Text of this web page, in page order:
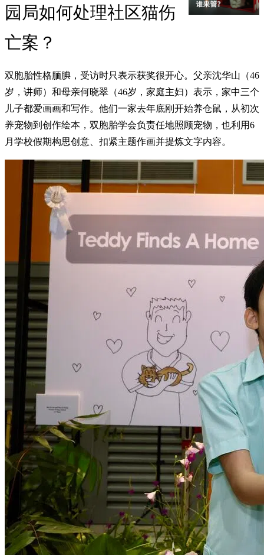
园局如何处理社区猫伤
亡案？
双胞胎性格腼腆，受访时只表示获奖很开心。父亲沈华山（46
岁，讲师）和母亲何晓翠（46岁，家庭主妇）表示，家中三个
儿子都爱画画和写作。他们一家去年底刚开始养仓鼠，从初次
养宠物到创作绘本，双胞胎学会负责任地照顾宠物，也利用6
月学校假期构思创意、扣紧主题作画并提炼文字内容。